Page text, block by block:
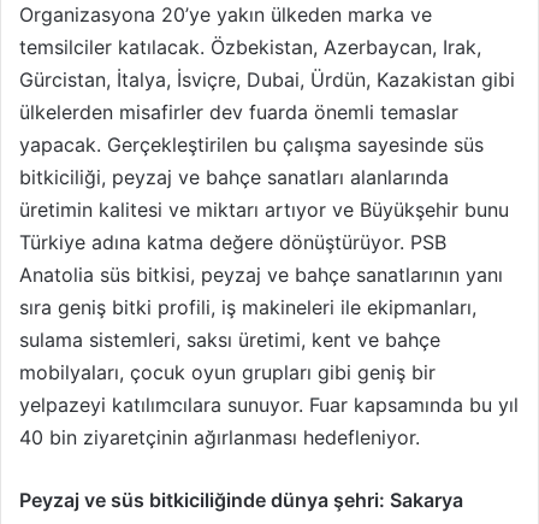
Organizasyona 20’ye yakın ülkeden marka ve
temsilciler katılacak. Özbekistan, Azerbaycan, Irak,
Gürcistan, İtalya, İsviçre, Dubai, Ürdün, Kazakistan gibi
ülkelerden misafirler dev fuarda önemli temaslar
yapacak. Gerçekleştirilen bu çalışma sayesinde süs
bitkiciliği, peyzaj ve bahçe sanatları alanlarında
üretimin kalitesi ve miktarı artıyor ve Büyükşehir bunu
Türkiye adına katma değere dönüştürüyor. PSB
Anatolia süs bitkisi, peyzaj ve bahçe sanatlarının yanı
sıra geniş bitki profili, iş makineleri ile ekipmanları,
sulama sistemleri, saksı üretimi, kent ve bahçe
mobilyaları, çocuk oyun grupları gibi geniş bir
yelpazeyi katılımcılara sunuyor. Fuar kapsamında bu yıl
40 bin ziyaretçinin ağırlanması hedefleniyor.
Peyzaj ve süs bitkiciliğinde dünya şehri: Sakarya